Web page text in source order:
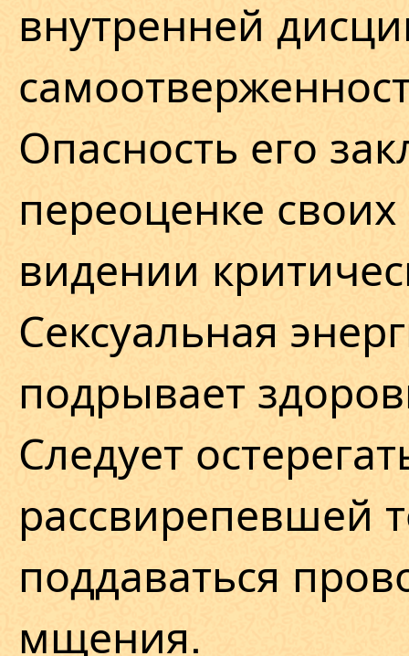
внутренней
Опасность его
переоценке
видении
Сексуальная
подрывает
Следует
рассвирепевшей
поддаваться
мщения.